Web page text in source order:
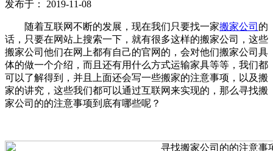
发布于： 2019-11-08
随着互联网不断的发展，现在我们只要找一家搬家公司 的
话，只要在网站上搜索一下，就有很多这样的搬家公司，这些
搬家公司他们在网上都有自己的官网的，会对他们搬家公司具
体的做一个介绍，而且还有用什么方式运输家具等等，我们都
可以了解得到，并且上面还会写一些搬家的注意事项，以及搬
家的讲究，这些我们都可以通过互联网来实现的，那么寻找搬
家公司的的注意事项到底有哪些呢？